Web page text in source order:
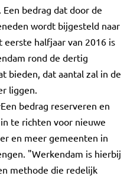
bedrag dat door de
wordt bijgesteld naar
eerste halfjaar van 2016 is
rond de dertig
bieden, dat aantal zal in de
liggen.
Een bedrag reserveren en
te richten voor nieuwe
en meer gemeenten in
"Werkendam is hierbij
methode die redelijk